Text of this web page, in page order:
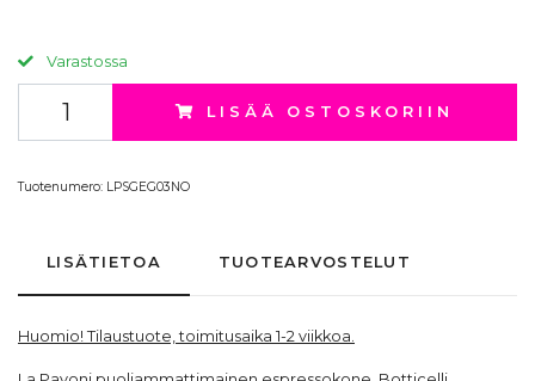
Varastossa
LISÄÄ OSTOSKORIIN
Tuotenumero: LPSGEG03NO
LISÄTIETOA TUOTEARVOSTELUT
Huomio! Tilaustuote, toimitusaika 1-2 viikkoa.